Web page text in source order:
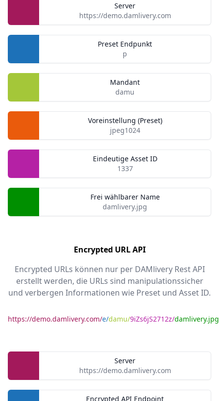
Server
https://demo.damlivery.com
Preset Endpunkt
p
Mandant
damu
Voreinstellung (Preset)
jpeg1024
Eindeutige Asset ID
1337
Frei wählbarer Name
damlivery.jpg
Encrypted URL API
Encrypted URLs können nur per DAMlivery Rest API
erstellt werden, die URLs sind manipulationssicher
und verbergen Informationen wie Preset und Asset ID.
https://demo.damlivery.com/e/damu/9iZs6jS2712z/damlivery.jpg
Server
https://demo.damlivery.com
Encrypted API Endpoint